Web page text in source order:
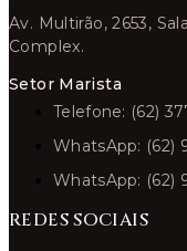
Av. Multirão, 2653,
Complex.
Setor Marista
Telefone: (62)
WhatsApp: (62)
WhatsApp: (62)
REDES SOCIAIS